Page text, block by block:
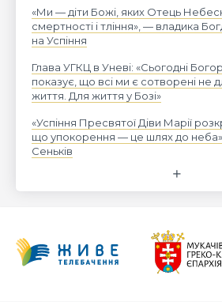
«Ми — діти Божі, яких Отець
смертності і тління», — владика
на Успіння
Глава УГКЦ в Уневі: «Сьогодні
показує, що всі ми є сотворені не
життя. Для життя у Бозі»
«Успіння Пресвятої Діви Марії
що упокорення — це шлях до
Сеньків